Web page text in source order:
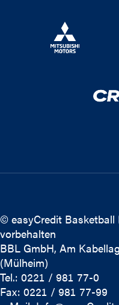
© easyCredit Basketball
vorbehalten
BBL GmbH, Am
(Mülheim)
Tel.: 0221 / 981 77-0
Fax: 0221 / 981 77-99